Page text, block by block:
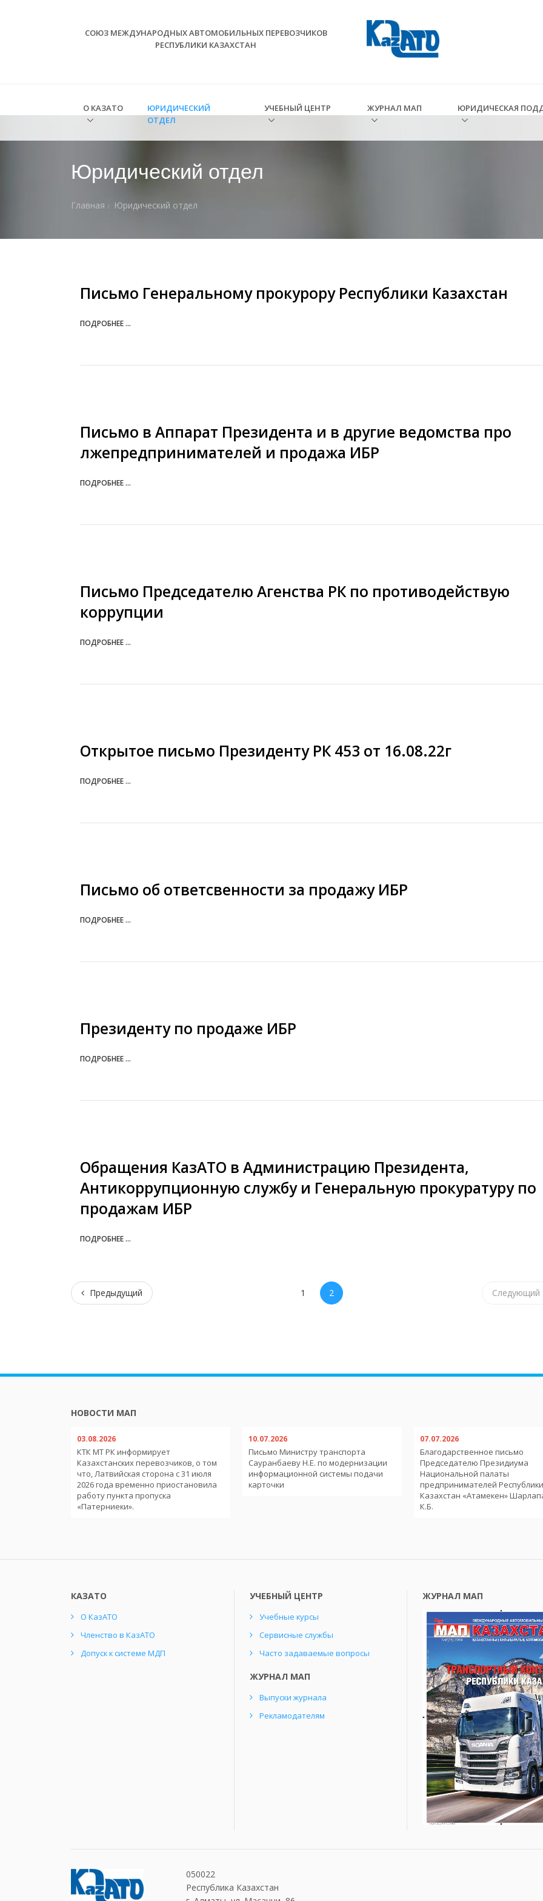
СОЮЗ МЕЖДУНАРОДНЫХ АВТОМОБИЛЬНЫХ ПЕРЕВОЗЧИКОВ
РЕСПУБЛИКИ КАЗАХСТАН
О КАЗАТО
ЮРИДИЧЕСКИЙ
ОТДЕЛ
УЧЕБНЫЙ ЦЕНТР ЖУРНАЛ МАП ЮРИДИЧЕСКАЯ
Юридический отдел
Главная Юридический отдел
Письмо Генеральному прокурору Республики Казахстан
ПОДРОБНЕЕ ...
Письмо в Аппарат Президента и в другие ведомства про
лжепредпринимателей и продажа ИБР
ПОДРОБНЕЕ ...
Письмо Председателю Агенства РК по противодействую
коррупции
ПОДРОБНЕЕ ...
Открытое письмо Президенту РК 453 от 16.08.22г
ПОДРОБНЕЕ ...
Письмо об ответсвенности за продажу ИБР
ПОДРОБНЕЕ ...
Президенту по продаже ИБР
ПОДРОБНЕЕ ...
Обращения КазАТО в Администрацию Президента,
Антикоррупционную службу и Генеральную прокуратуру по
продажам ИБР
ПОДРОБНЕЕ ...
ПредыдущийПредыдущий 1 2 Следующий
НОВОСТИ МАП
03.08.2026
КТК МТ РК информирует
Казахстанских перевозчиков, о том
что, Латвийская сторона с 31 июля
2026 года временно приостановила
работу пункта пропуска
«Патерниеки».
10.07.2026
Письмо Министру транспорта
Сауранбаеву Н.Е. по модернизации
информационной системы подачи
карточки
07.07.2026
Благодарственное письмо
Председателю Президиума
Национальной палаты
предпринимателей Республики
Казахстан «Атамекен»
К.Б.
КАЗАТО
О КазАТО
Членство в КазАТО
Допуск к системе МДП
УЧЕБНЫЙ ЦЕНТР
Учебные курсы
Сервисные службы
Часто задаваемые вопросы
ЖУРНАЛ МАП
Выпуски журнала
Рекламодателям
ЖУРНАЛ МАП
050022
Республика Казахстан